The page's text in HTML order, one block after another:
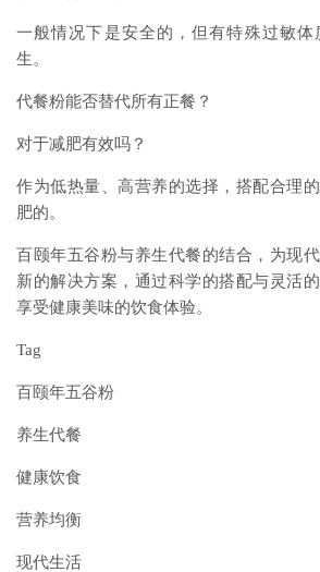
一般情况下是安全的，但有特殊过敏体
生。
代餐粉能否替代所有正餐？
对于减肥有效吗？
作为低热量、高营养的选择，搭配合理
肥的。
百颐年五谷粉与养生代餐的结合，为现
新的解决方案，通过科学的搭配与灵活
享受健康美味的饮食体验。
Tag
百颐年五谷粉
养生代餐
健康饮食
营养均衡
现代生活